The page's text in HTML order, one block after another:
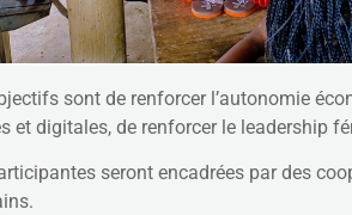
sont de renforcer l’autonomie
et digitales, de renforcer le leadership
seront encadrées par des